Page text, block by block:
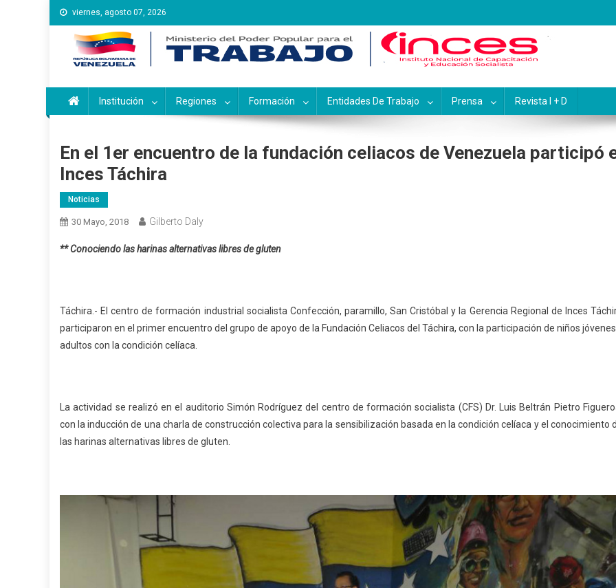
Saltar
al
contenido
viernes, agosto 07, 2026
Instituto Nacional de Capacitación y Educación
Inces
Institución Regiones Formación Entidades De Trabajo Prensa Revista I + D
En el 1er encuentro de la fundación celiacos de Venezuela participó
Inces Táchira
Noticias
30 Mayo, 2018 Gilberto Daly
** Conociendo las harinas alternativas libres de gluten
Táchira.- El centro de formación industrial socialista Confección, paramillo, San Cristóbal y la Gerencia Regional de Inces
participaron en el primer encuentro del grupo de apoyo de la Fundación Celiacos del Táchira, con la participación de niños
adultos con la condición celíaca.
La actividad se realizó en el auditorio Simón Rodríguez del centro de formación socialista (CFS) Dr. Luis Beltrán Pietro
con la inducción de una charla de construcción colectiva para la sensibilización basada en la condición celíaca y el conocimiento
las harinas alternativas libres de gluten.